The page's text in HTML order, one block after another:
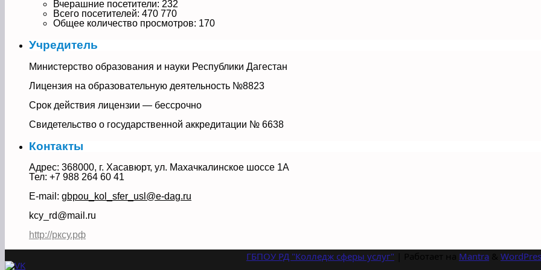
Вчерашние посетители: 232
Всего посетителей: 470 770
Общее количество просмотров: 170
Учредитель
Министерство образования и науки Республики Дагестан
Лицензия на образовательную деятельность №8823
Срок действия лицензии — бессрочно
Свидетельство о государственной аккредитации № 6638
Контакты
Адрес: 368000, г. Хасавюрт, ул. Махачкалинское шоссе 1А
Тел: +7 988 264 60 41
E-mail: gbpou_kol_sfer_usl@e-dag.ru
kcy_rd@mail.ru
http://рксу.рф
ГБПОУ РД "Колледж сферы услуг" Mantra